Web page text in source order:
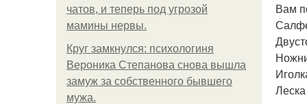
чатов, и теперь под угрозой
мамины нервы.
Круг замкнулся: психологиня
Вероника Степанова снова вышла
замуж за собственного бывшего
мужа.
Вам